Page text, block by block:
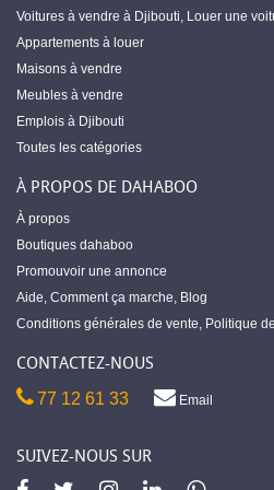
Voitures à vendre à Djibouti, Louer une
Appartements à louer
Maisons à vendre
Meubles à vendre
Emplois à Djibouti
Toutes les catégories
À PROPOS DE DAHABOO
À propos
Boutiques dahaboo
Promouvoir une annonce
Aide, Comment ça marche, Blog
Conditions générales de vente, Politique
CONTACTEZ-NOUS
77 12 61 33 Email
SUIVEZ-NOUS SUR